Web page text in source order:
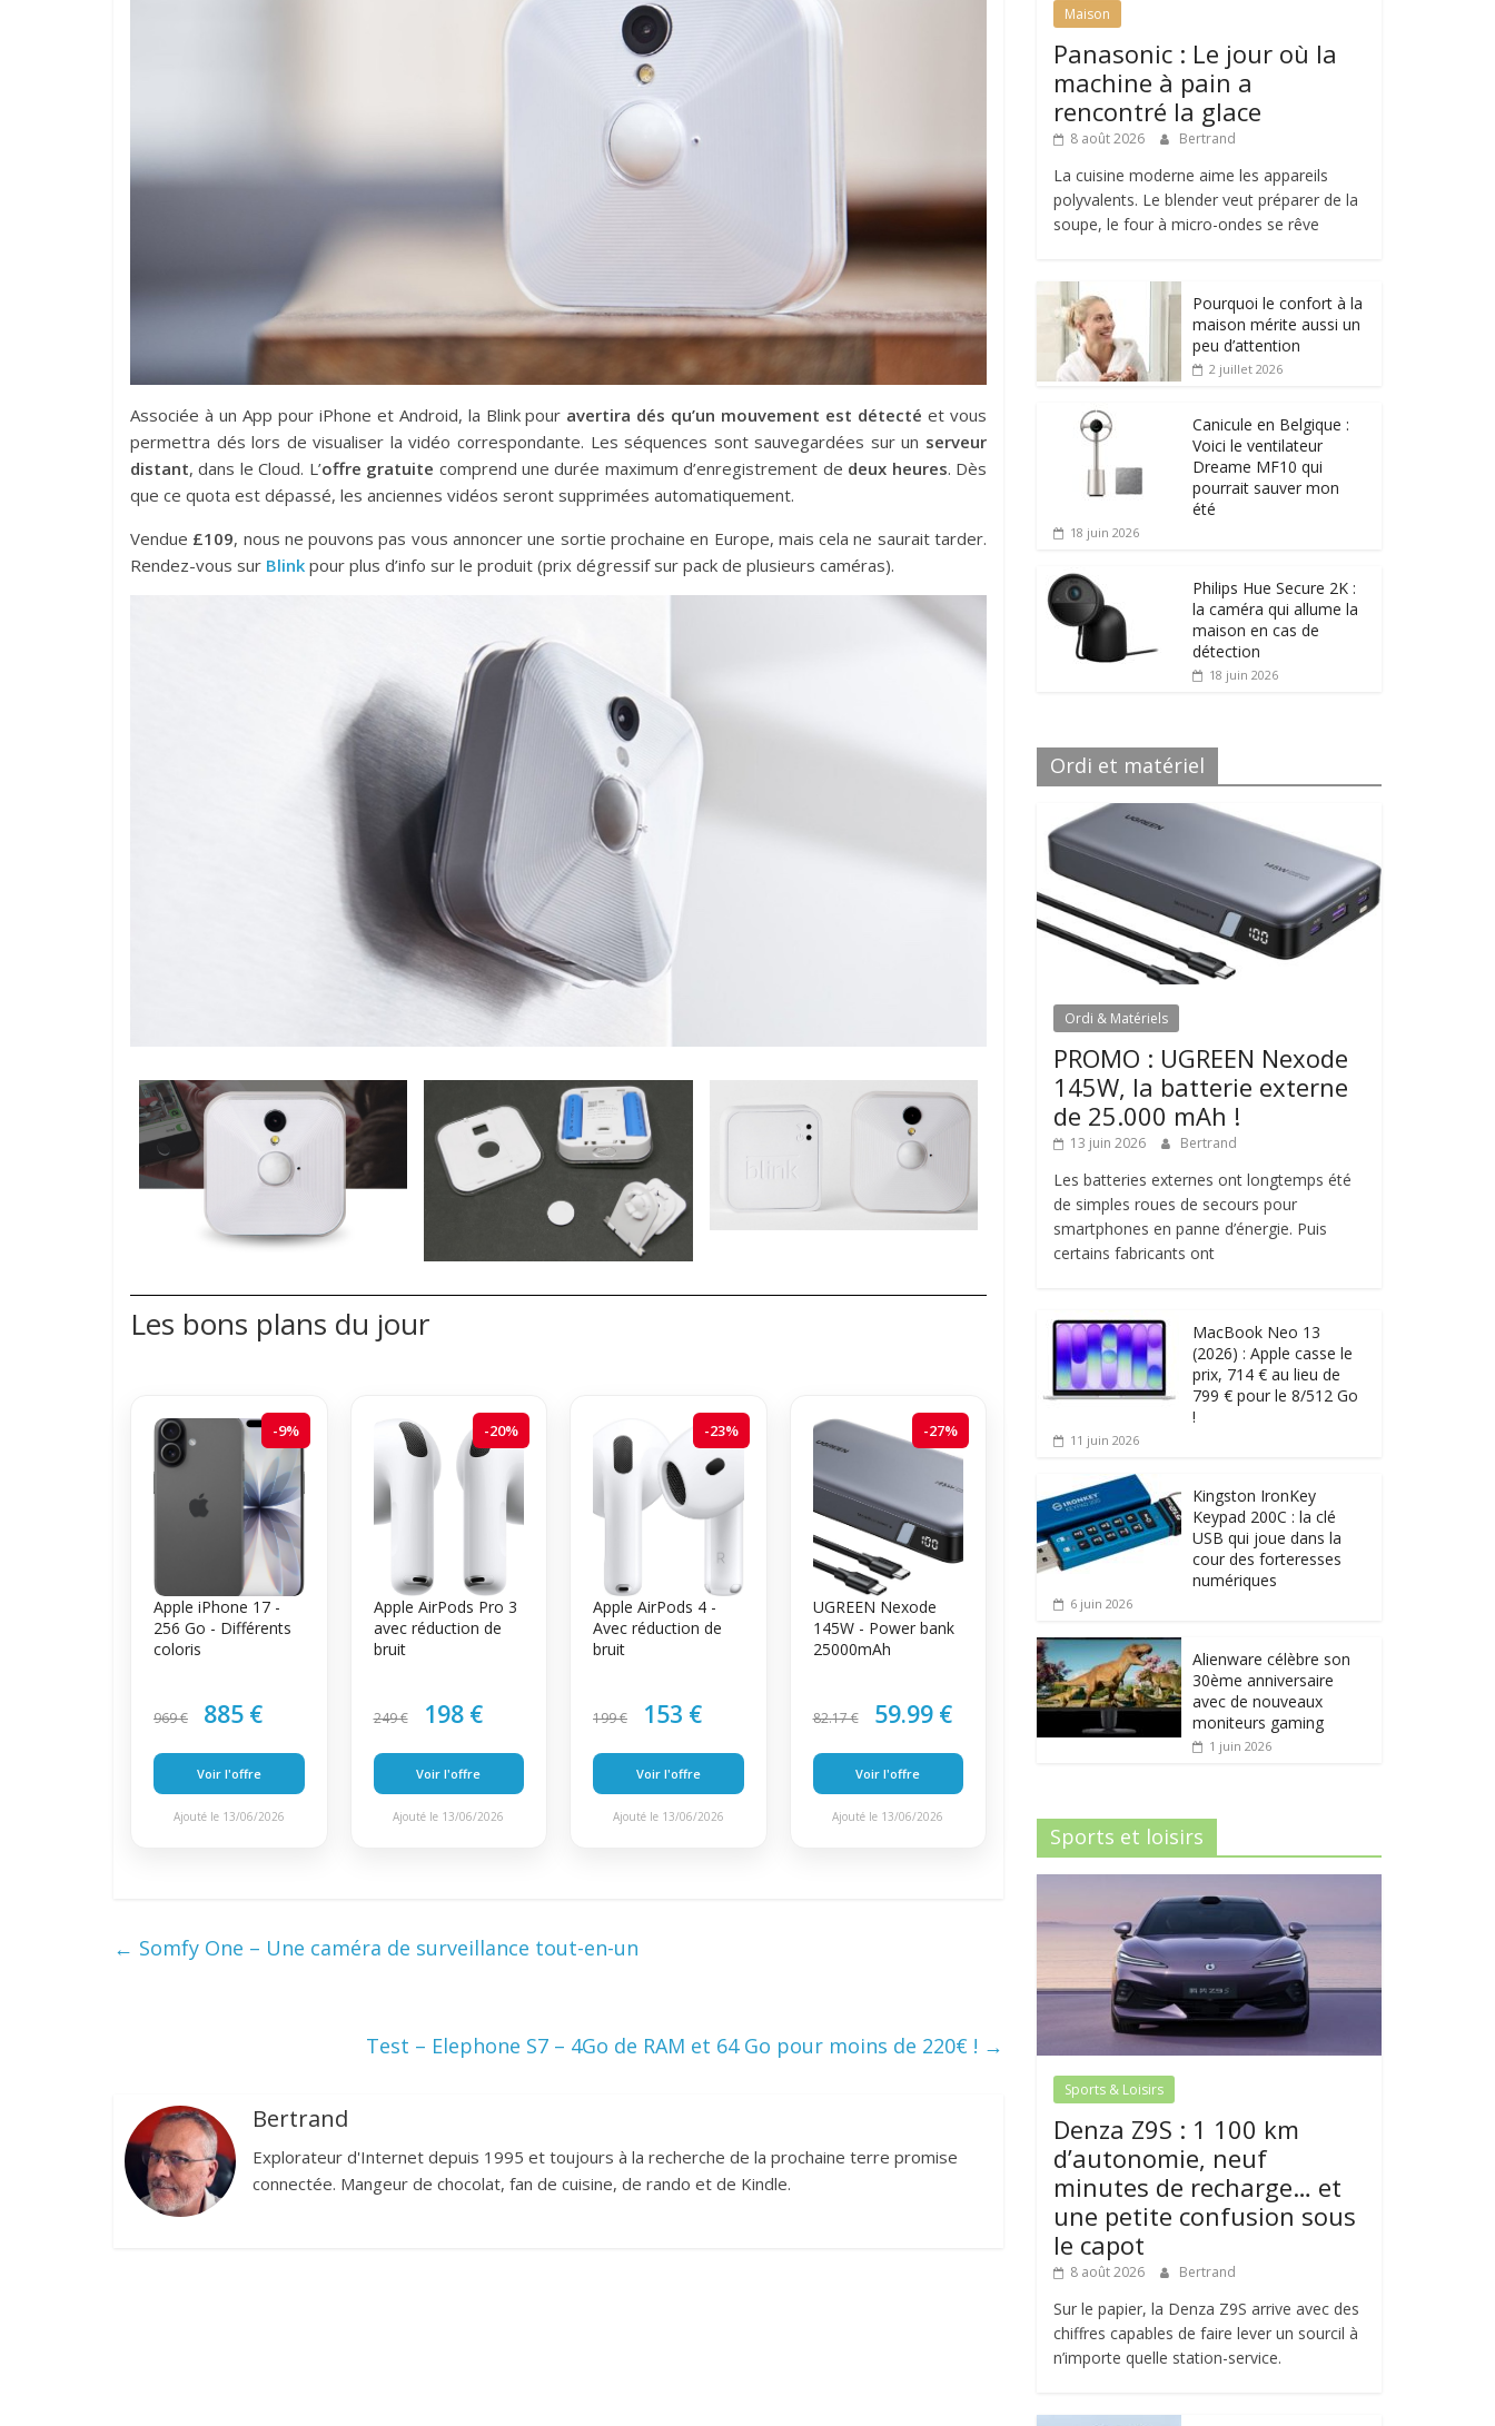
Associée à un App pour iPhone et Android, la Blink pour avertira dés qu’un mouvement est détecté et vous
permettra dés lors de visualiser la vidéo correspondante. Les séquences sont sauvegardées sur un serveur
distant, dans le Cloud. L’offre gratuite comprend une durée maximum d’enregistrement de deux heures. Dès
que ce quota est dépassé, les anciennes vidéos seront supprimées automatiquement.
Vendue £109, nous ne pouvons pas vous annoncer une sortie prochaine en Europe, mais cela ne saurait tarder.
Rendez-vous sur Blink pour plus d’info sur le produit (prix dégressif sur pack de plusieurs caméras).
Les bons plans du jour
-9%
Apple iPhone 17 -
256 Go - Différents
coloris
969 € 885 €
Voir l'offre
Ajouté le 13/06/2026
-20%
Apple AirPods Pro 3
avec réduction de
bruit
249 € 198 €
Voir l'offre
Ajouté le 13/06/2026
-23%
Apple AirPods 4 -
Avec réduction de
bruit
199 € 153 €
Voir l'offre
Ajouté le 13/06/2026
-27%
UGREEN Nexode
145W - Power bank
25000mAh
82.17 € 59.99 €
Voir l'offre
Ajouté le 13/06/2026
← Somfy One – Une caméra de surveillance tout-en-un
Test – Elephone S7 – 4Go de RAM et 64 Go pour moins de 220€ ! →
Bertrand
Explorateur d'Internet depuis 1995 et toujours à la recherche de la prochaine terre promise
connectée. Mangeur de chocolat, fan de cuisine, de rando et de Kindle.
Maison
Panasonic : Le jour où la
machine à pain a
rencontré la glace
8 août 2026 Bertrand
La cuisine moderne aime les appareils
polyvalents. Le blender veut préparer de la
soupe, le four à micro-ondes se rêve
Pourquoi le confort à la
maison mérite aussi un
peu d’attention
2 juillet 2026
Canicule en Belgique :
Voici le ventilateur
Dreame MF10 qui
pourrait sauver mon
été
18 juin 2026
Philips Hue Secure 2K :
la caméra qui allume la
maison en cas de
détection
18 juin 2026
Ordi et matériel
Ordi & Matériels
PROMO : UGREEN Nexode
145W, la batterie externe
de 25.000 mAh !
13 juin 2026 Bertrand
Les batteries externes ont longtemps été
de simples roues de secours pour
smartphones en panne d’énergie. Puis
certains fabricants ont
MacBook Neo 13
(2026) : Apple casse le
prix, 714 € au lieu de
799 € pour le 8/512 Go
!
11 juin 2026
Kingston IronKey
Keypad 200C : la clé
USB qui joue dans la
cour des forteresses
numériques
6 juin 2026
Alienware célèbre son
30ème anniversaire
avec de nouveaux
moniteurs gaming
1 juin 2026
Sports et loisirs
Sports & Loisirs
Denza Z9S : 1 100 km
d’autonomie, neuf
minutes de recharge… et
une petite confusion sous
le capot
8 août 2026 Bertrand
Sur le papier, la Denza Z9S arrive avec des
chiffres capables de faire lever un sourcil à
n’importe quelle station-service.